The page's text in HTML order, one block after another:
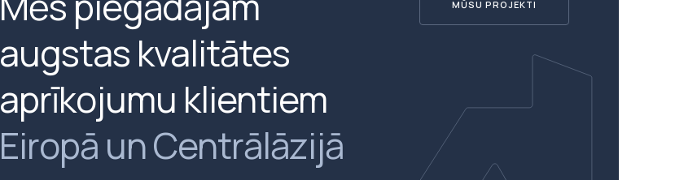
augstas kvalitātes
aprīkojumu klientiem
Eiropā un Centrālāzijā
MŪSU PROJEKTI